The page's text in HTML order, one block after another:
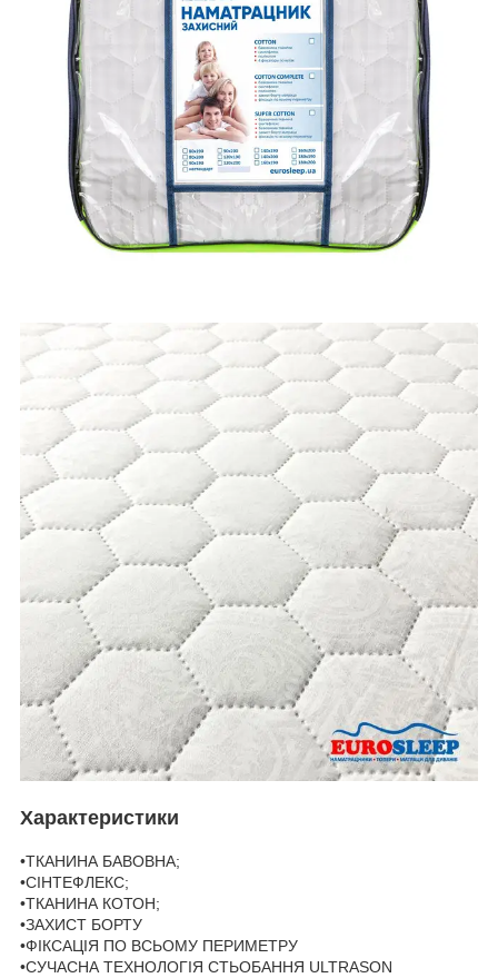
Характеристики
•ТКАНИНА БАВОВНА;
•СІНТЕФЛЕКС;
•ТКАНИНА КОТОН;
•ЗАХИСТ БОРТУ
•ФІКСАЦІЯ ПО ВСЬОМУ ПЕРИМЕТРУ
•СУЧАСНА ТЕХНОЛОГІЯ СТЬОБАННЯ ULTRASON